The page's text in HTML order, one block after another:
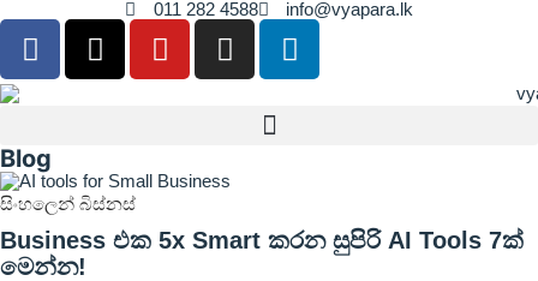
011 282 4588 info@vyapara.lk
Blog
සිංහලෙන් බිස්නස්
Business එක 5x Smart කරන සුපිරි AI Tools 7ක්
මෙන්න!